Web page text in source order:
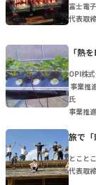
富士電
代表取
「熱
OPI株
事業推
氏
事業推
旅で
とこと
代表取